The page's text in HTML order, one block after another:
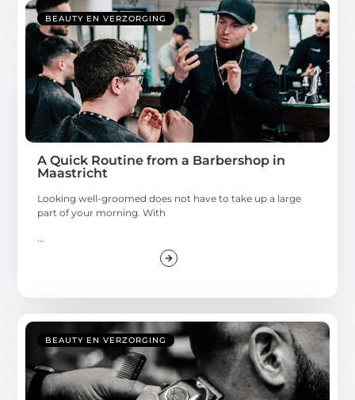
BEAUTY EN VERZORGING
A Quick Routine from a Barbershop in
Maastricht
Looking well-groomed does not have to take up a large
part of your morning. With
...
BEAUTY EN VERZORGING